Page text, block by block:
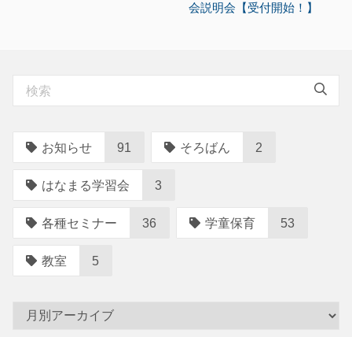
ー
シ
ン
会説明会【受付開始！】
お知らせ 91 そろばん 2
はなまる学習会 3
各種セミナー 36 学童保育 53
教室 5